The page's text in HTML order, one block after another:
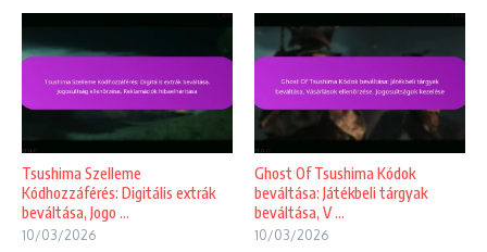
Tsushima Szelleme
Kódhozzáférés: Digitális extrák
beváltása, Jogo ...
10/03/2026
Ghost Of Tsushima Kódok
beváltása: Játékbeli tárgyak
beváltása, V ...
10/03/2026